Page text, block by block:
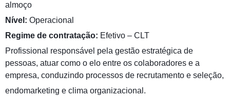
almoço
Nível: Operacional
Regime de contratação: Efetivo – CLT
Profissional responsável pela gestão estratégica de
pessoas, atuar como o elo entre os colaboradores e a
empresa, conduzindo processos de recrutamento e seleção,
endomarketing e clima organizacional.